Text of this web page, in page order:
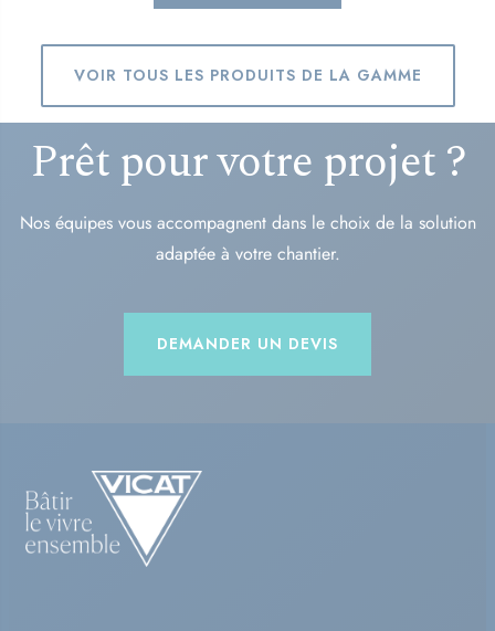
VOIR TOUS LES PRODUITS DE LA GAMME
Prêt pour votre projet ?
Nos équipes vous accompagnent dans le choix de la solution
adaptée à votre chantier.
DEMANDER UN DEVIS